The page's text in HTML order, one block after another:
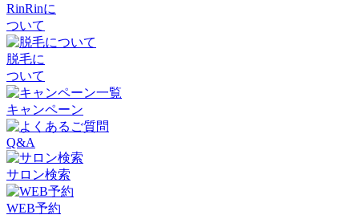
RinRinに
ついて
脱毛に
ついて
キャンペーン
Q&A
サロン検索
WEB予約